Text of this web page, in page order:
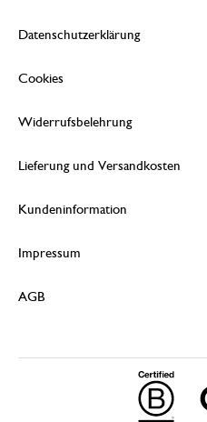
Datenschutzerklärung
Cookies
Widerrufsbelehrung
Lieferung und Versandkosten
Kundeninformation
Impressum
AGB